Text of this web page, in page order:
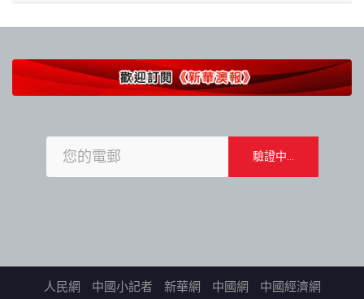
人民網 中國小記者 新華網 中國網 中國經濟網